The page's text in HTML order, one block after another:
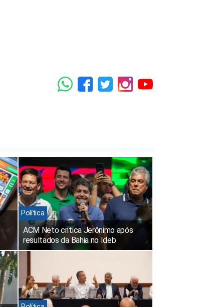
Política
ACM Neto critica Jerônimo após
resultados da Bahia no Ideb